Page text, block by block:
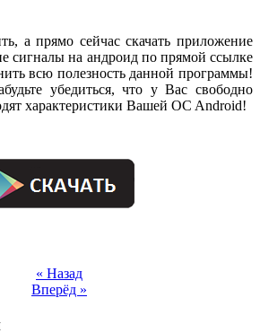
а прямо сейчас скачать приложение
сигналы на андроид по прямой ссылке
всю полезность данной программы!
убедиться, что у Вас свободно
характеристики Вашей OC Android!
« Назад
Вперёд »